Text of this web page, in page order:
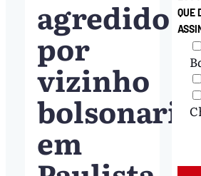
agredido
por
vizinho
em
QUE